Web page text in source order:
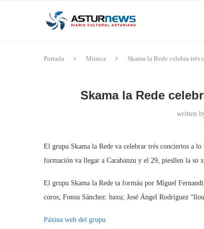
Portada Música Skama la Rede celebra trés
Skama la Rede
written
El grupu Skama la Rede va celebrar trés conciertos a
formación va llegar a Carabanzu y el 29, piesllen la so
El grupu Skama la Rede ta formáu por Míguel
coros; Fonsu Sánchez: baxu; José Ángel Rodríguez
Páxina web del grupu